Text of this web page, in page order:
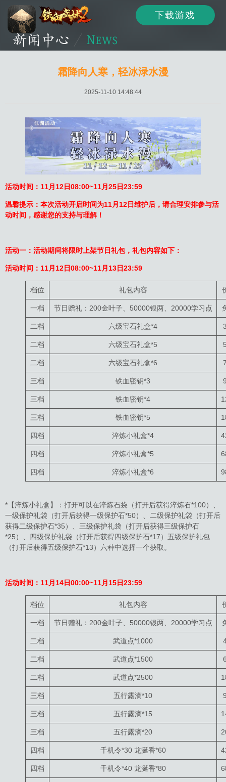
下载游戏
霜降向人寒，轻冰渌水漫
2025-11-10 14:48:44
活动时间：11月12日08:00~11月25日23:59
温馨提示：本次活动开启时间为11月12日维护后，请合理安排参与活
动时间，感谢您的支持与理解！
活动一：活动期间将限时上架节日礼包，礼包内容如下：
活动时间： 11月12日08:00~11月13日23:59
档位 礼包内容
一档 节日赠礼：200金叶子、50000银两、20000学习点
二档 六级宝石礼盒*4
二档 六级宝石礼盒*5
二档 六级宝石礼盒*6
三档 铁血密钥*3
三档 铁血密钥*4
三档 铁血密钥*5
四档 淬炼小礼盒*4
四档 淬炼小礼盒*5
四档 淬炼小礼盒*6
*【淬炼小礼盒】：打开可以在淬炼石袋（打开后获得淬炼石*100）、
一级保护礼袋（打开后获得一级保护石*50）、二级保护礼袋（打开后
获得二级保护石*35）、三级保护礼袋（打开后获得三级保护石
*25）、四级保护礼袋（打开后获得四级保护石*17）五级保护礼包
（打开后获得五级保护石*13）六种中选择一个获取。
活动时间：11月14日00:00~11月15日23:59
档位 礼包内容
一档 节日赠礼：200金叶子、50000银两、20000学习点
二档 武道点*1000
二档 武道点*1500
二档 武道点*2500
三档 五行露滴*10
三档 五行露滴*15
三档 五行露滴*20
四档 千机令*30 龙涎香*60
四档 千机令*40 龙涎香*80
资讯
论坛 下载 客服